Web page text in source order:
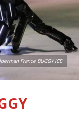
France BUGGY ICE